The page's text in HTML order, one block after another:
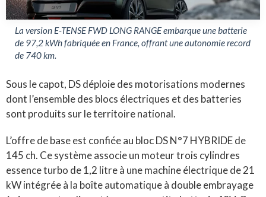
La version E-TENSE FWD LONG RANGE embarque une batterie
de 97,2 kWh fabriquée en France, offrant une autonomie record
de 740 km.
Sous le capot, DS déploie des motorisations modernes
dont l’ensemble des blocs électriques et des batteries
sont produits sur le territoire national.
L’offre de base est confiée au bloc DS N°7 HYBRIDE de
145 ch. Ce système associe un moteur trois cylindres
essence turbo de 1,2 litre à une machine électrique de 21
kW intégrée à la boîte automatique à double embrayage